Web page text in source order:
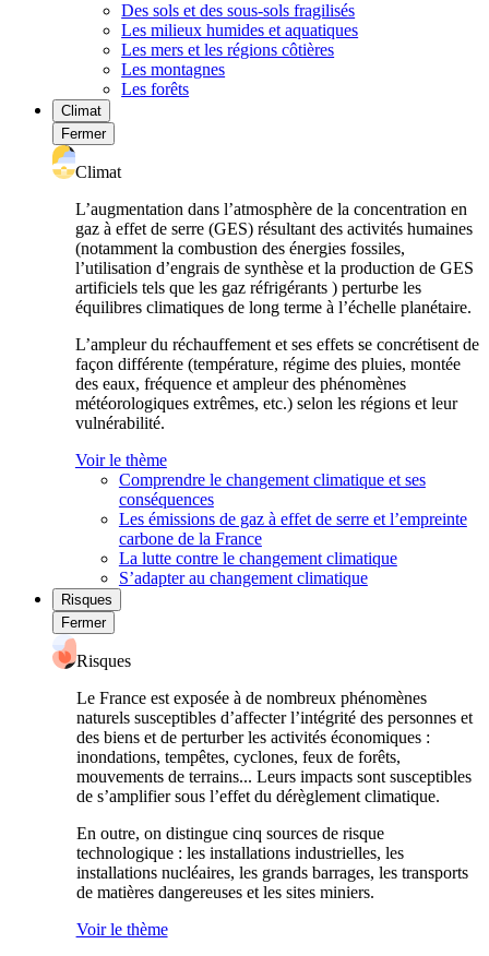
Des sols et des sous-sols fragilisés
Les milieux humides et aquatiques
Les mers et les régions côtières
Les montagnes
Les forêts
Climat
Fermer
Climat
L’augmentation dans l’atmosphère de la concentration en
gaz à effet de serre (GES) résultant des activités humaines
(notamment la combustion des énergies fossiles,
l’utilisation d’engrais de synthèse et la production de GES
artificiels tels que les gaz réfrigérants ) perturbe les
équilibres climatiques de long terme à l’échelle planétaire.
L’ampleur du réchauffement et ses effets se concrétisent de
façon différente (température, régime des pluies, montée
des eaux, fréquence et ampleur des phénomènes
météorologiques extrêmes, etc.) selon les régions et leur
vulnérabilité.
Voir le thème
Comprendre le changement climatique et ses
conséquences
Les émissions de gaz à effet de serre et l’empreinte
carbone de la France
La lutte contre le changement climatique
S’adapter au changement climatique
Risques
Fermer
Risques
Le France est exposée à de nombreux phénomènes
naturels susceptibles d’affecter l’intégrité des personnes et
des biens et de perturber les activités économiques :
inondations, tempêtes, cyclones, feux de forêts,
mouvements de terrains... Leurs impacts sont susceptibles
de s’amplifier sous l’effet du dérèglement climatique.
En outre, on distingue cinq sources de risque
technologique : les installations industrielles, les
installations nucléaires, les grands barrages, les transports
de matières dangereuses et les sites miniers.
Voir le thème